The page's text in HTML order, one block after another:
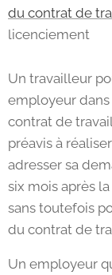
du contrat de
licenciement
Un travailleur
employeur
contrat de
préavis à
adresser sa
six mois après
sans toutefois
du contrat de
Un employeur